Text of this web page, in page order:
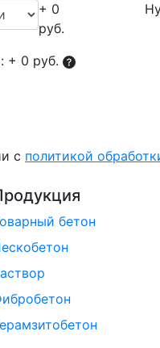
+ 0
руб.
+ 0 руб.
с политикой
бетон